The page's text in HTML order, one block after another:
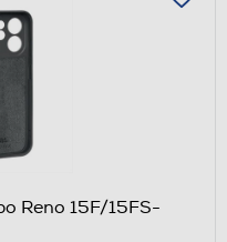
Reno 15F/15FS-